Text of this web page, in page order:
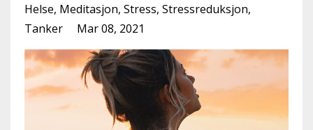
Helse Meditasjon Stress Stressreduksjon
Tanker
Mar 08, 2021